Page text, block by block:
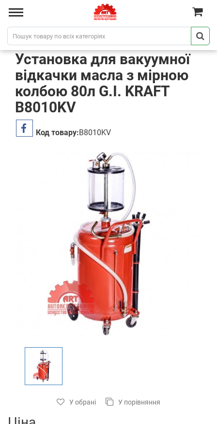
Установка для вакуумної
відкачки масла з мірною
колбою 80л G.I. KRAFT
B8010KV
Код товару:B8010KV
У обрані У порівняння